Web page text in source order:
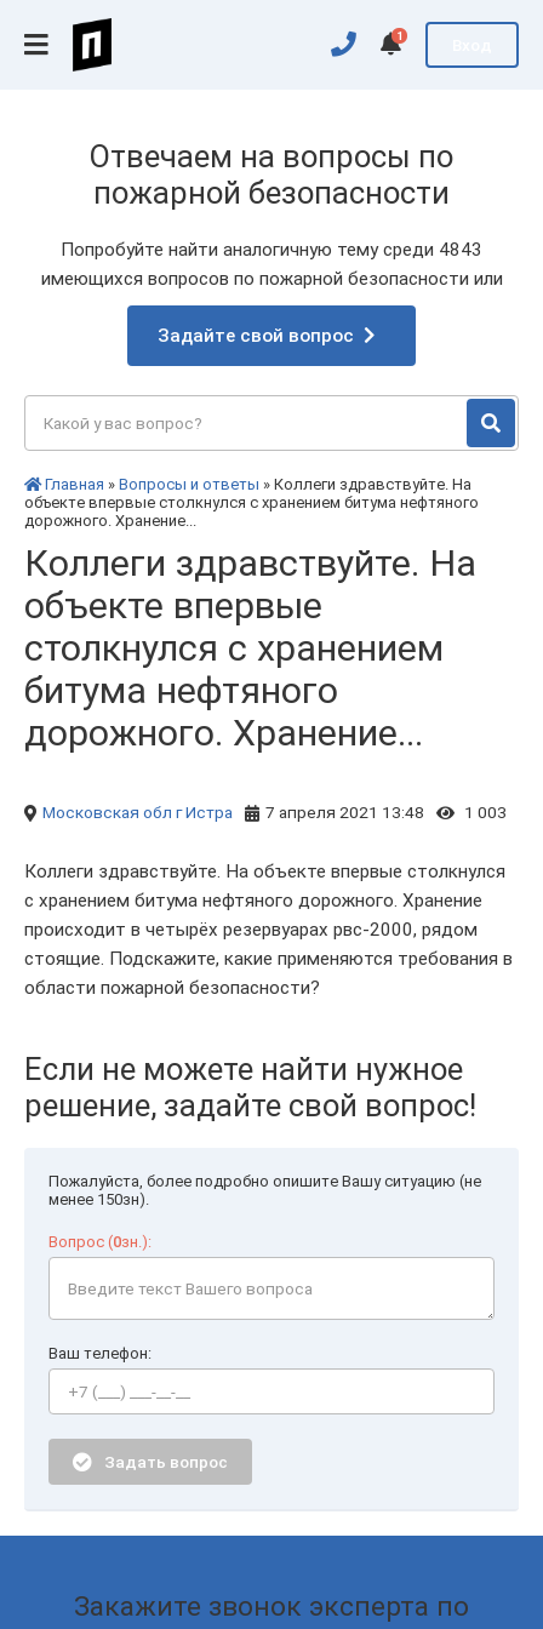
1
Отвечаем на вопросы по
пожарной безопасности
Попробуйте найти аналогичную тему среди 4843
имеющихся вопросов по пожарной безопасности или
Задайте свой вопрос
Главная » Вопросы и ответы » Коллеги здравствуйте. На
объекте впервые столкнулся с хранением битума нефтяного
дорожного. Хранение...
Коллеги здравствуйте. На
объекте впервые
столкнулся с хранением
битума нефтяного
дорожного. Хранение...
Московская обл г Истра 7 апреля 2021 13:48 1 003
Коллеги здравствуйте. На объекте впервые столкнулся
с хранением битума нефтяного дорожного. Хранение
происходит в четырёх резервуарах рвс-2000, рядом
стоящие. Подскажите, какие применяются требования в
области пожарной безопасности?
Если не можете найти нужное
решение, задайте свой вопрос!
Пожалуйста, более подробно опишите Вашу ситуацию (не
менее 150зн).
Вопрос (0зн.):
Ваш телефон:
Задать вопрос
Закажите звонок эксперта по